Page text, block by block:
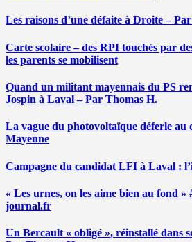
Les raisons d’une défaite à Droite –
Carte scolaire – des RPI touchés par
les parents se mobilisent
Quand un militant mayennais du PS
Jospin à Laval – Par Thomas H.
La vague du photovoltaïque déferle au
Mayenne
Campagne du candidat LFI à Laval :
« Les urnes, on les aime bien au fond »
journal.fr
Un Bercault « obligé », réinstallé dans